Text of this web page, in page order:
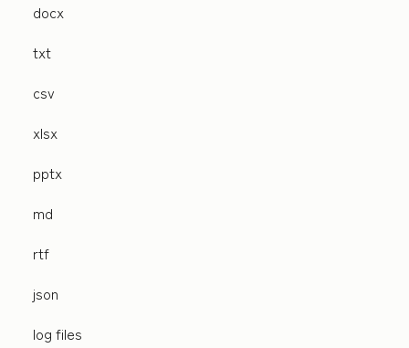
docx
txt
csv
xlsx
pptx
md
rtf
json
log files